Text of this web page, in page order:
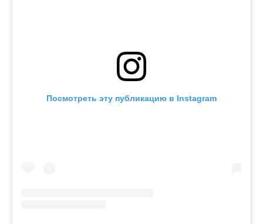
Посмотреть эту публикацию в Instagram